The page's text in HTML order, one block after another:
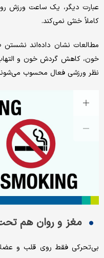
کاملاً خنثی نمی‌کند.
مطالعات نشان داده‌اند نشستن
خون، کاهش گردش خون و التهاب
نظر ورزشی فعال محسوب
مغز و روان هم تحت
بی‌تحرکی فقط روی قلب و